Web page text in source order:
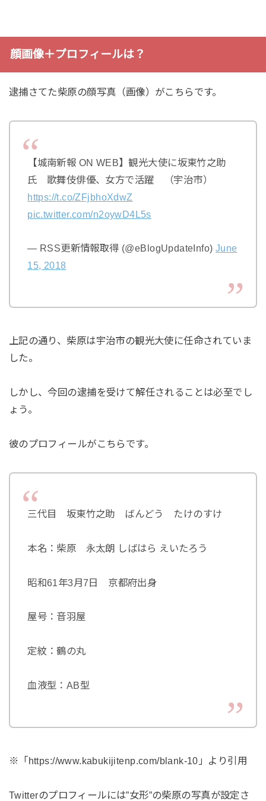
顔画像＋プロフィールは？
逮捕さてた柴原の顔写真（画像）がこちらです。
【城南新報 ON WEB】観光大使に坂東竹之助
氏 歌舞伎俳優、女方で活躍 （宇治市）
https://t.co/ZFjbhoXdwZ
pic.twitter.com/n2oywD4L5s
— RSS更新情報取得 (@eBlogUpdateInfo) June
15, 2018
上記の通り、柴原は宇治市の観光大使に任命されていま
した。
しかし、今回の逮捕を受けて解任されることは必至でし
ょう。
彼のプロフィールがこちらです。
三代目 坂東竹之助 ばんどう たけのすけ
本名：柴原 永太朗 しばはら えいたろう
昭和61年3月7日 京都府出身
屋号：音羽屋
定紋：鶴の丸
血液型：AB型
※「https://www.kabukijitenp.com/blank-10」より引用
Twitterのプロフィールには”女形”の柴原の写真が設定さ